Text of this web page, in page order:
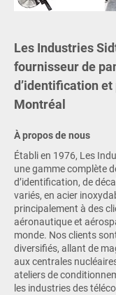
Les Industries
fournisseur de
d’identification et
Montréal
À propos de nous
Établi en 1976, Les
une gamme complète
d’identification, de
variés, en acier
principalement à des
aéronautique et
monde. Nos clients
diversifiés, allant de
aux centrales
ateliers de
les industries des